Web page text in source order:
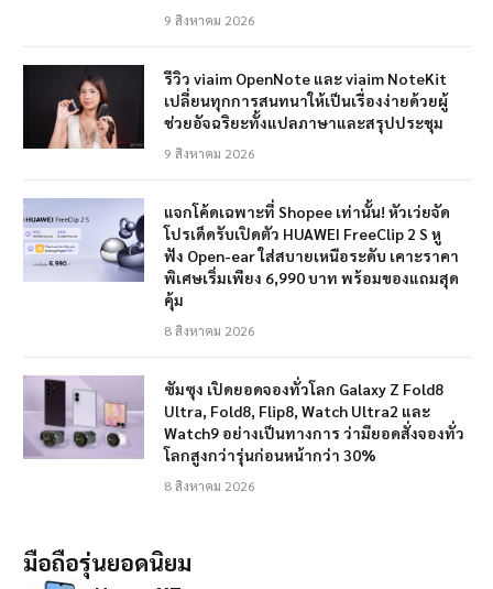
9 สิงหาคม 2026
รีวิว viaim OpenNote และ viaim NoteKit
เปลี่ยนทุกการสนทนาให้เป็นเรื่องง่ายด้วยผู้
ช่วยอัจฉริยะทั้งแปลภาษาและสรุปประชุม
9 สิงหาคม 2026
แจกโค้ดเฉพาะที่ Shopee เท่านั้น! หัวเว่ยจัด
โปรเด็ดรับเปิดตัว HUAWEI FreeClip 2 S หู
ฟัง Open-ear ใส่สบายเหนือระดับ เคาะราคา
พิเศษเริ่มเพียง 6,990 บาท พร้อมของแถมสุด
คุ้ม
8 สิงหาคม 2026
ซัมซุง เปิดยอดจองทั่วโลก Galaxy Z Fold8
Ultra, Fold8, Flip8, Watch Ultra2 และ
Watch9 อย่างเป็นทางการ ว่ามียอดสั่งจองทั่ว
โลกสูงกว่ารุ่นก่อนหน้ากว่า 30%
8 สิงหาคม 2026
มือถือรุ่นยอดนิยม